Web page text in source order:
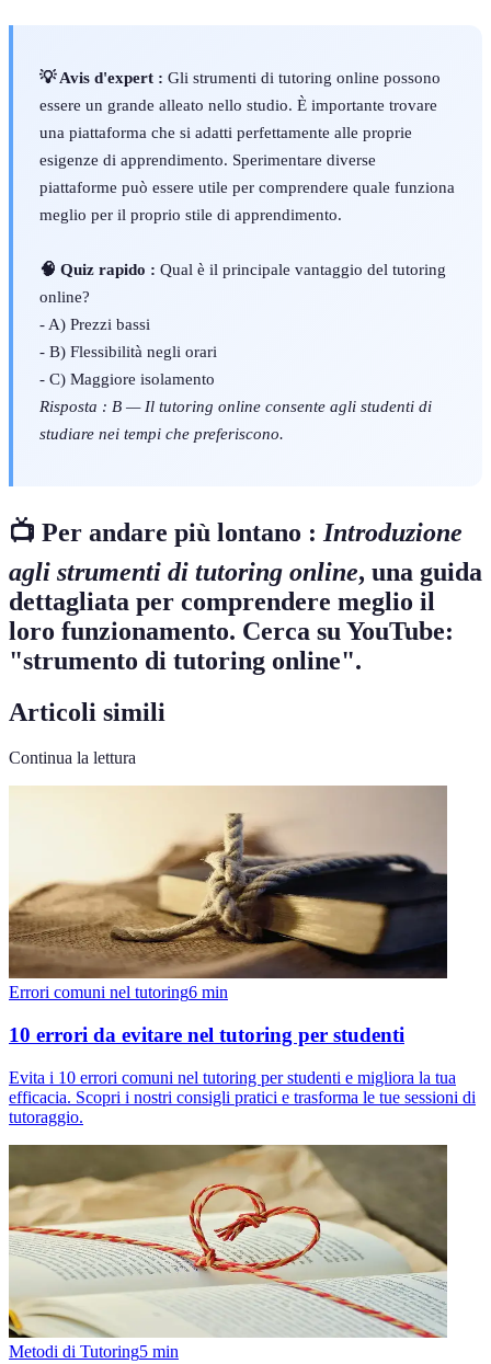
💡 Avis d'expert : Gli strumenti di tutoring online possono
essere un grande alleato nello studio. È importante trovare
una piattaforma che si adatti perfettamente alle proprie
esigenze di apprendimento. Sperimentare diverse
piattaforme può essere utile per comprendere quale funziona
meglio per il proprio stile di apprendimento.
🧠 Quiz rapido : Qual è il principale vantaggio del tutoring
online?
- A) Prezzi bassi
- B) Flessibilità negli orari
- C) Maggiore isolamento
Risposta : B — Il tutoring online consente agli studenti di
studiare nei tempi che preferiscono.
📺 Per andare più lontano : Introduzione
agli strumenti di tutoring online, una guida
dettagliata per comprendere meglio il
loro funzionamento. Cerca su YouTube:
"strumento di tutoring online".
Articoli simili
Continua la lettura
Errori comuni nel tutoring6 min
10 errori da evitare nel tutoring per studenti
Evita i 10 errori comuni nel tutoring per studenti e migliora la tua
efficacia. Scopri i nostri consigli pratici e trasforma le tue sessioni di
tutoraggio.
Metodi di Tutoring5 min